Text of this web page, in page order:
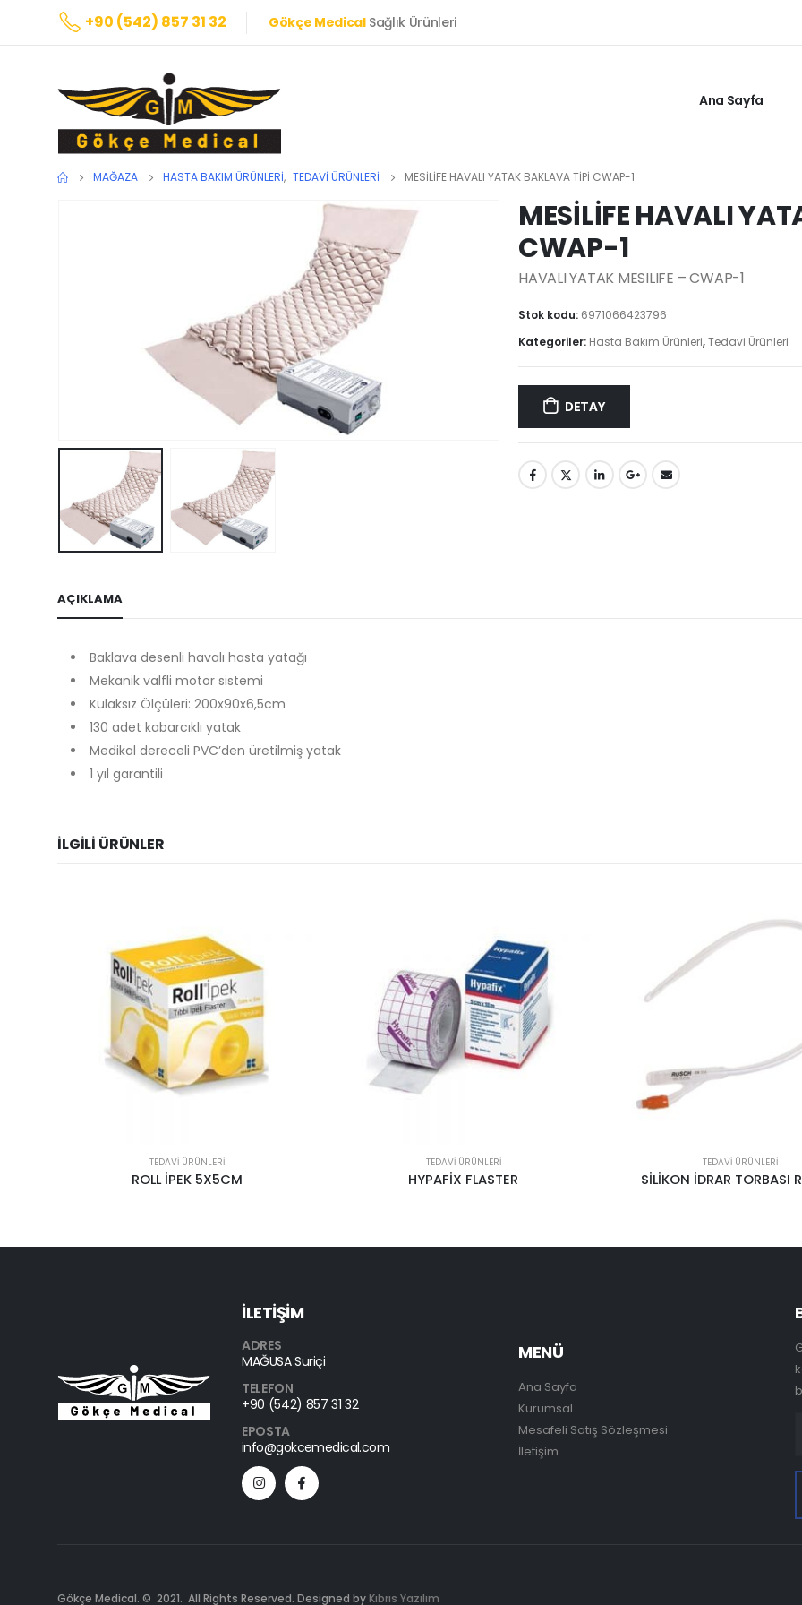
+90 (542) 857 31 32 Gökçe MedicalSağlık Ürünleri
Ana Sayfa
MAĞAZA HASTA BAKIM ÜRÜNLERI, TEDAVI ÜRÜNLERI MESİLİFE HAVALI YATAK BAKLAVA TİPİ CWAP-1
MESİLİFE HAVALI
CWAP-1
HAVALI YATAK MESILIFE – CWAP-1
Stok kodu: 6971066423796
Kategoriler: Hasta Bakım Ürünleri,Tedavi Ürünleri
DETAY
AÇIKLAMA
Baklava desenli havalı hasta yatağı
Mekanik valfli motor sistemi
Kulaksız Ölçüleri: 200x90x6,5cm
130 adet kabarcıklı yatak
Medikal dereceli PVC’den üretilmiş yatak
1 yıl garantili
İLGILI ÜRÜNLER
TEDAVI ÜRÜNLERI
HYPAFİX FLASTER
TEDAVI ÜRÜNLERI
SİLİKON İDRAR TORBASI RUSCH
TEDAVI ÜRÜNLERI
TABLET EZİCİ
İLETİŞİM
ADRES
MAĞUSA Suriçi
TELEFON
+90 (542) 857 31 32
EPOSTA
info@gokcemedical.com
MENÜ
Ana Sayfa
Kurumsal
Mesafeli Satış Sözleşmesi
İletişim
Gökçe Medical. © 2021. All Rights Reserved. Designed by Kıbrıs Yazılım